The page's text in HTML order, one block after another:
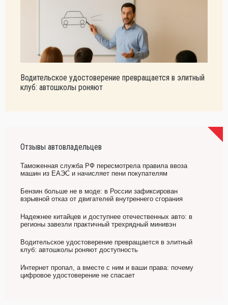
Водительское удостоверение превращается в элитный
клуб: автошколы роняют
Отзывы автовладельцев
Таможенная служба РФ пересмотрела правила ввоза
машин из ЕАЭС и начисляет пени покупателям
Бензин больше не в моде: в России зафиксирован
взрывной отказ от двигателей внутреннего сгорания
Надежнее китайцев и доступнее отечественных авто: в
регионы завезли практичный трехрядный минивэн
Водительское удостоверение превращается в элитный
клуб: автошколы роняют доступность
Интернет пропал, а вместе с ним и ваши права: почему
цифровое удостоверение не спасает